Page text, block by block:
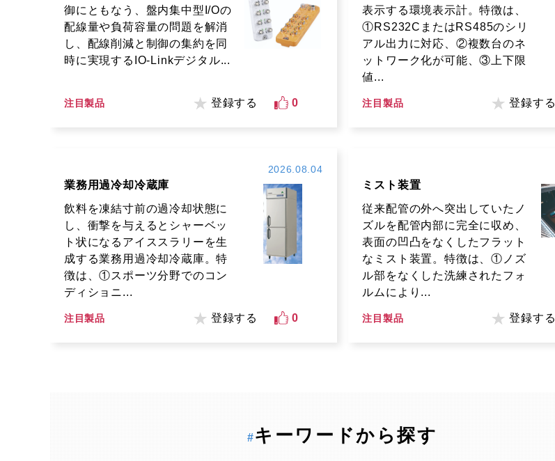
御にともなう、盤内集中型I/Oの
配線量や負荷容量の問題を解消
し、配線削減と制御の集約を同
時に実現するIO-Linkデジタル...
注目製品 登録する 0
表示する環境表示計。特徴は、
①RS232CまたはRS485のシリ
アル出力に対応、②複数台のネ
ットワーク化が可能、③上下限
値...
注目製品 登録する
2026.08.04
業務用過冷却冷蔵庫
飲料を凍結寸前の過冷却状態に
し、衝撃を与えるとシャーベッ
ト状になるアイススラリーを生
成する業務用過冷却冷蔵庫。特
徴は、①スポーツ分野でのコン
ディショニ...
注目製品 登録する 0
ミスト装置
従来配管の外へ突出していたノ
ズルを配管内部に完全に収め、
表面の凹凸をなくしたフラット
なミスト装置。特徴は、①ノズ
ル部をなくした洗練されたフォ
ルムにより...
注目製品 登録する
#キーワードから探す